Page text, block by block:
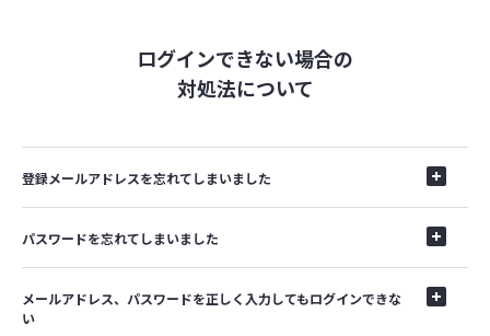
ログインできない場合の
対処法について
登録メールアドレスを忘れてしまいました
パスワードを忘れてしまいました
メールアドレス、パスワードを正しく入力してもログインできな
い